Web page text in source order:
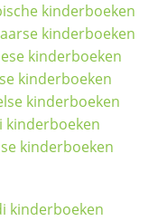
kinderboeken
kinderboeken
kinderboeken
kinderboeken
kinderboeken
kinderboeken
kinderboeken
kinderboeken